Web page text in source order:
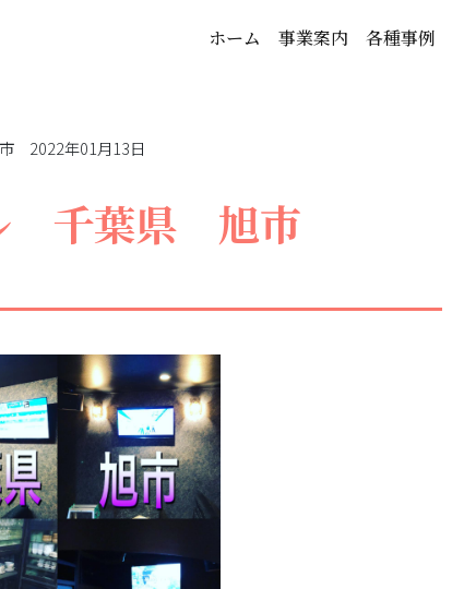
ホーム 事業案内 各種事例
2022年01月13日
千葉県 旭市